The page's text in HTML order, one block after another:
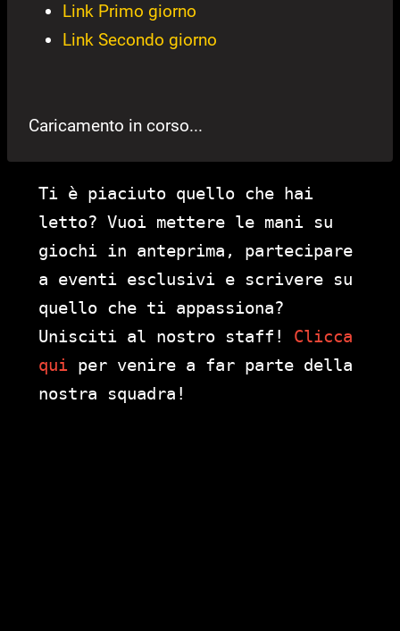
Link Primo giorno
Link Secondo giorno
Caricamento in corso...
Ti è piaciuto quello che hai
letto? Vuoi mettere le mani su
giochi in anteprima, partecipare
a eventi esclusivi e scrivere su
quello che ti appassiona?
Unisciti al nostro staff! Clicca
qui per venire a far parte della
nostra squadra!